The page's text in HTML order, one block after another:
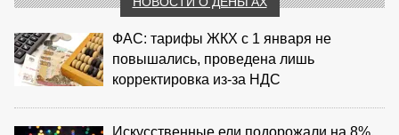
ФАС: тарифы ЖКХ с 1 января не
повышались, проведена лишь
корректировка из‑за НДС
Искусственные ели подорожали на 8%,